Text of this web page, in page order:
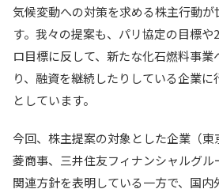
気候変動への対策を求める株主行動が
す。我々の提案も、パリ協定の目標や
ロ目標に反して、新たな化石燃料事業
り、融資を継続したりしている企業
としています。
今回、株主提案の対象とした企業（
菱商事、三井住友フィナンシャルグ
関連方針を表明している一方で、国